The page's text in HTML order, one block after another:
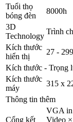
Tuổi thọ
bóng đèn
8000h
3D
Technology
Trình
Kích thước
hiển thị
27 -
Kích thước - Trọng
Kích thước
máy
315 x
Thông tin thêm
Cổng kết
VGA in
Video